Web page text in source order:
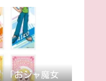
「おジャ魔女